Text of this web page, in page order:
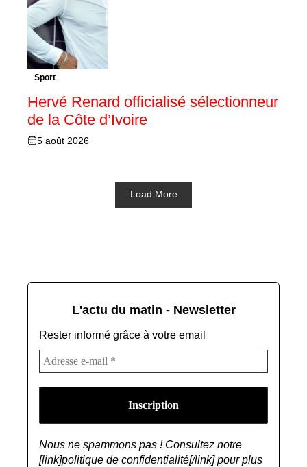
Sport
Hervé Renard officialisé sélectionneur
de la Côte d’Ivoire
5 août 2026
Load More
L'actu du matin - Newsletter
Rester informé grâce à votre email
Nous ne spammons pas ! Consultez notre
[link]politique de confidentialité[/link] pour plus